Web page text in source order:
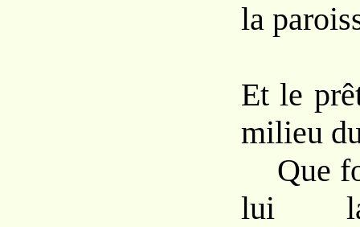
la
Et le
milieu
Que
lui la